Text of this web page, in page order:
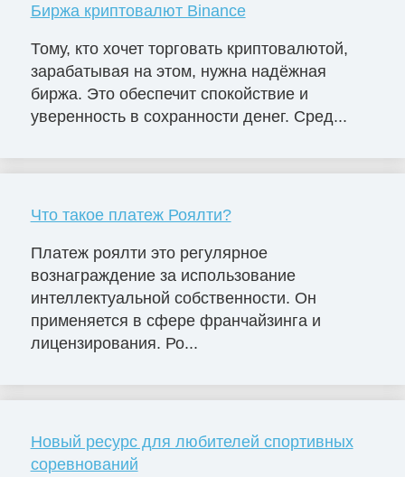
Биржа криптовалют Binance
Тому, кто хочет торговать криптовалютой,
зарабатывая на этом, нужна надёжная
биржа. Это обеспечит спокойствие и
уверенность в сохранности денег. Сред...
Что такое платеж Роялти?
Платеж роялти это регулярное
вознаграждение за использование
интеллектуальной собственности. Он
применяется в сфере франчайзинга и
лицензирования. Ро...
Новый ресурс для любителей спортивных
соревнований